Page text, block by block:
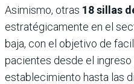
Asimismo, otras 18 sillas
estratégicamente en el
baja, con el objetivo de
pacientes desde el
establecimiento hasta las